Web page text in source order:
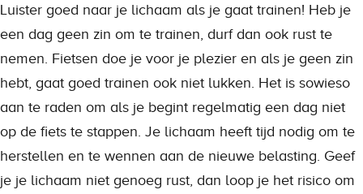
Luister goed naar je lichaam als je gaat trainen! Heb je
een dag geen zin om te trainen, durf dan ook rust te
nemen. Fietsen doe je voor je plezier en als je geen zin
hebt, gaat goed trainen ook niet lukken. Het is sowieso
aan te raden om als je begint regelmatig een dag niet
op de fiets te stappen. Je lichaam heeft tijd nodig om te
herstellen en te wennen aan de nieuwe belasting. Geef
je je lichaam niet genoeg rust, dan loop je het risico om